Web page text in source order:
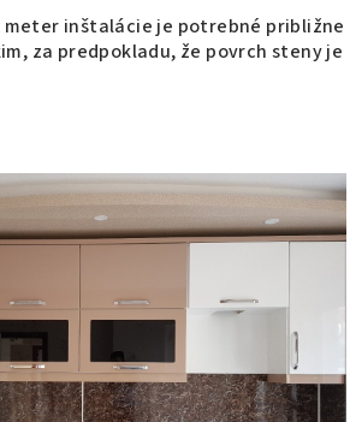
meter inštalácie je potrebné približne
za predpokladu, že povrch steny je